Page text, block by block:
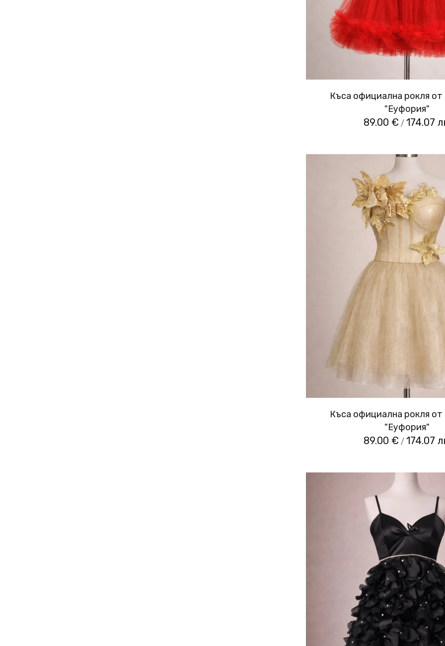
Къса официална рокля от
"Еуфория"
89.00 € /174.07
Къса официална рокля от
"Еуфория"
89.00 € /174.07